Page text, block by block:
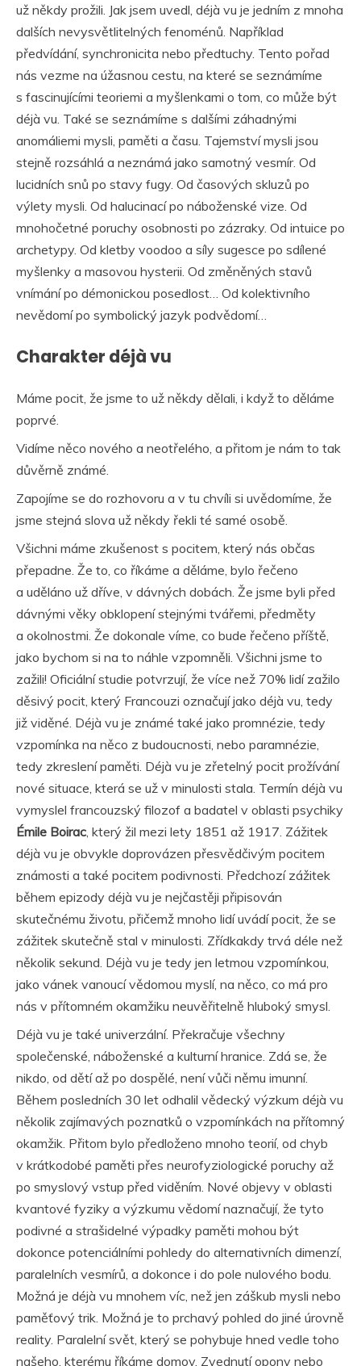
už někdy prožili. Jak jsem uvedl, déjà vu je jedním z mnoha
dalších nevysvětlitelných fenoménů. Například
předvídání, synchronicita nebo předtuchy. Tento pořad
nás vezme na úžasnou cestu, na které se seznámíme
s fascinujícími teoriemi a myšlenkami o tom, co může být
déjà vu. Také se seznámíme s dalšími záhadnými
anomáliemi mysli, paměti a času. Tajemství mysli jsou
stejně rozsáhlá a neznámá jako samotný vesmír. Od
lucidních snů po stavy fugy. Od časových skluzů po
výlety mysli. Od halucinací po náboženské vize. Od
mnohočetné poruchy osobnosti po zázraky. Od intuice po
archetypy. Od kletby voodoo a síly sugesce po sdílené
myšlenky a masovou hysterii. Od změněných stavů
vnímání po démonickou posedlost… Od kolektivního
nevědomí po symbolický jazyk podvědomí…
Charakter déjà vu
Máme pocit, že jsme to už někdy dělali, i když to děláme
poprvé.
Vidíme něco nového a neotřelého, a přitom je nám to tak
důvěrně známé.
Zapojíme se do rozhovoru a v tu chvíli si uvědomíme, že
jsme stejná slova už někdy řekli té samé osobě.
Všichni máme zkušenost s pocitem, který nás občas
přepadne. Že to, co říkáme a děláme, bylo řečeno
a uděláno už dříve, v dávných dobách. Že jsme byli před
dávnými věky obklopení stejnými tvářemi, předměty
a okolnostmi. Že dokonale víme, co bude řečeno příště,
jako bychom si na to náhle vzpomněli. Všichni jsme to
zažili! Oficiální studie potvrzují, že více než 70% lidí zažilo
děsivý pocit, který Francouzi označují jako déjà vu, tedy
již viděné. Déjà vu je známé také jako promnézie, tedy
vzpomínka na něco z budoucnosti, nebo paramnézie,
tedy zkreslení paměti. Déjà vu je zřetelný pocit prožívání
nové situace, která se už v minulosti stala. Termín déjà vu
vymyslel francouzský filozof a badatel v oblasti psychiky
Émile Boirac, který žil mezi lety 1851 až 1917. Zážitek
déjà vu je obvykle doprovázen přesvědčivým pocitem
známosti a také pocitem podivnosti. Předchozí zážitek
během epizody déjà vu je nejčastěji připisován
skutečnému životu, přičemž mnoho lidí uvádí pocit, že se
zážitek skutečně stal v minulosti. Zřídkakdy trvá déle než
několik sekund. Déjà vu je tedy jen letmou vzpomínkou,
jako vánek vanoucí vědomou myslí, na něco, co má pro
nás v přítomném okamžiku neuvěřitelně hluboký smysl.
Déjà vu je také univerzální. Překračuje všechny
společenské, náboženské a kulturní hranice. Zdá se, že
nikdo, od dětí až po dospělé, není vůči němu imunní.
Během posledních 30 let odhalil vědecký výzkum déjà vu
několik zajímavých poznatků o vzpomínkách na přítomný
okamžik. Přitom bylo předloženo mnoho teorií, od chyb
v krátkodobé paměti přes neurofyziologické poruchy až
po smyslový vstup před viděním. Nové objevy v oblasti
kvantové fyziky a výzkumu vědomí naznačují, že tyto
podivné a strašidelné výpadky paměti mohou být
dokonce potenciálními pohledy do alternativních dimenzí,
paralelních vesmírů, a dokonce i do pole nulového bodu.
Možná je déjà vu mnohem víc, než jen záškub mysli nebo
paměťový trik. Možná je to prchavý pohled do jiné úrovně
reality. Paralelní svět, který se pohybuje hned vedle toho
našeho, kterému říkáme domov. Zvednutí opony nebo